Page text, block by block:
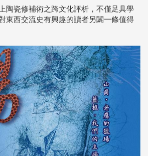
陶瓷修補術之跨文化評析，不僅足具學
東西交流史有興趣的讀者另闢一條值得